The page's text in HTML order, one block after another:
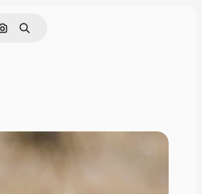
Pesquisar por imagem
Buscar